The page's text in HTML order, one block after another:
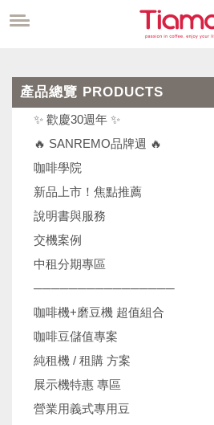
產品總覽 PRODUCTS
✨ 歡慶30週年 ✨
🔥 SANREMO品牌週 🔥
咖啡學院
新品上市！焦點推薦
說明書與服務
交機案例
中租分期專區
────────────────
咖啡機+磨豆機 超值組合
咖啡豆儲值專案
純租機 / 租購 方案
展示機特惠 專區
營業用義式專用豆